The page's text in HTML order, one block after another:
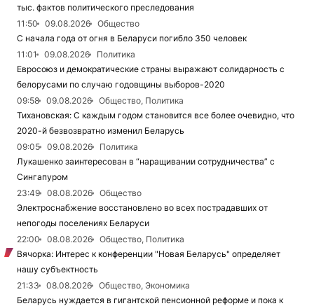
тыс. фактов политического преследования
11:50
09.08.2026
Общество
С начала года от огня в Беларуси погибло 350 человек
11:01
09.08.2026
Политика
Евросоюз и демократические страны выражают солидарность с
белорусами по случаю годовщины выборов-2020
09:58
09.08.2026
Общество, Политика
Тихановская: С каждым годом становится все более очевидно, что
2020-й безвозвратно изменил Беларусь
09:05
09.08.2026
Политика
Лукашенко заинтересован в “наращивании сотрудничества” с
Сингапуром
23:49
08.08.2026
Общество
Электроснабжение восстановлено во всех пострадавших от
непогоды поселениях Беларуси
22:00
08.08.2026
Общество, Политика
Вячорка: Интерес к конференции "Новая Беларусь" определяет
нашу субъектность
21:33
08.08.2026
Общество, Экономика
Беларусь нуждается в гигантской пенсионной реформе и пока к